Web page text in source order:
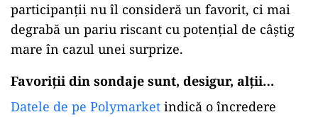
participanții nu îl consideră un favorit, ci mai
degrabă un pariu riscant cu potențial de câștig
mare în cazul unei surprize.
Favoriții din sondaje sunt, desigur, alții…
Datele de pe Polymarket indică o încredere